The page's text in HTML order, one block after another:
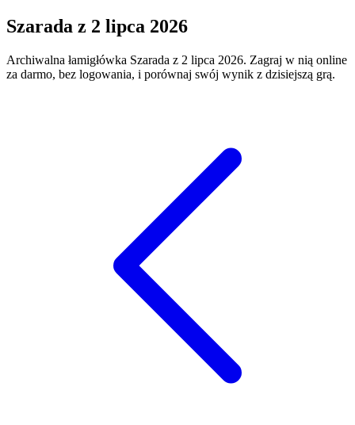
Szarada z 2 lipca 2026
Archiwalna łamigłówka Szarada z 2 lipca 2026. Zagraj w nią online
za darmo, bez logowania, i porównaj swój wynik z dzisiejszą grą.